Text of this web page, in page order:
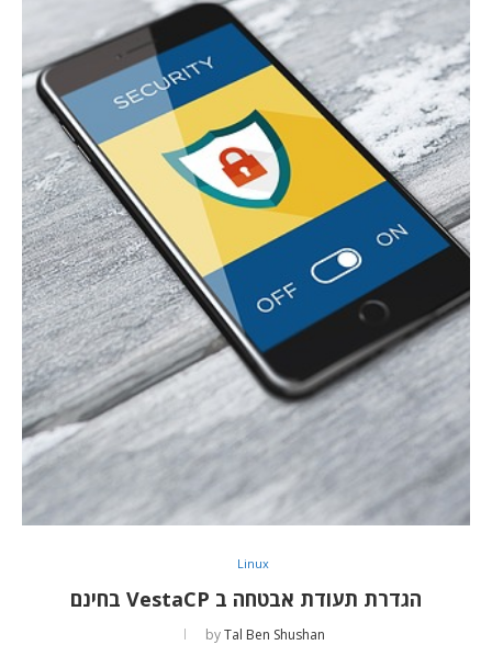
Linux
הגדרת תעודת אבטחה ב VestaCP בחינם
byTal Ben Shushan